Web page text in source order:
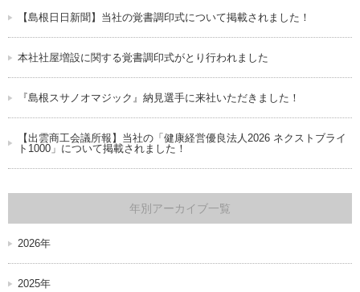
【島根日日新聞】当社の覚書調印式について掲載されました！
本社社屋増設に関する覚書調印式がとり行われました
『島根スサノオマジック』納見選手に来社いただきました！
【出雲商工会議所報】当社の「健康経営優良法人2026 ネクストブライ
ト1000」について掲載されました！
年別アーカイブ一覧
2026年
2025年